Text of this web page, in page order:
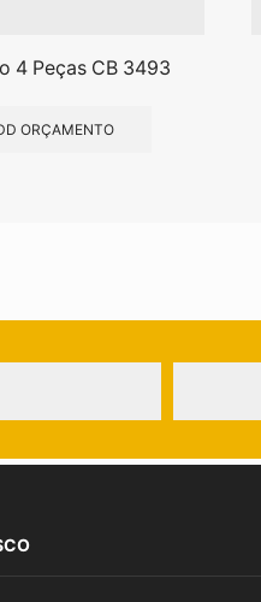
4 Peças CB 3493
ORÇAMENTO